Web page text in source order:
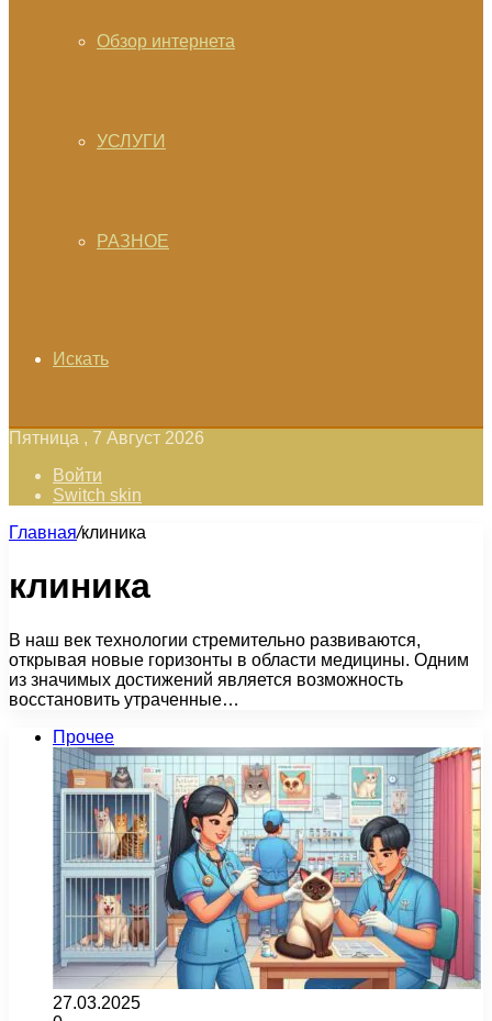
Обзор интернета
УСЛУГИ
РАЗНОЕ
Искать
Пятница , 7 Август 2026
Войти
Switch skin
Главная/клиника
клиника
В наш век технологии стремительно развиваются,
открывая новые горизонты в области медицины. Одним
из значимых достижений является возможность
восстановить утраченные…
Прочее
27.03.2025